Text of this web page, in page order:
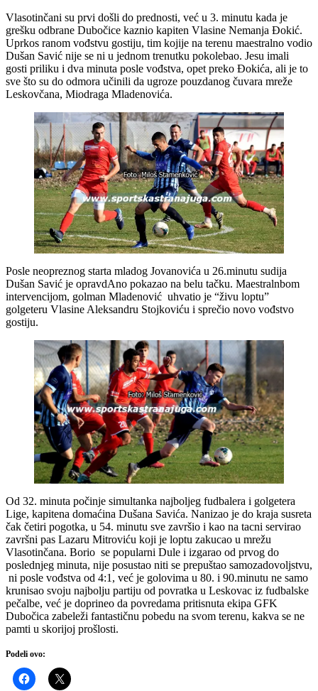
Vlasotinčani su prvi došli do prednosti, već u 3. minutu kada je
grešku odbrane Dubočice kaznio kapiten Vlasine Nemanja Đokić.
Uprkos ranom vođstvu gostiju, tim kojije na terenu maestralno vodio
Dušan Savić nije se ni u jednom trenutku pokolebao. Jesu imali
gosti priliku i dva minuta posle vođstva, opet preko Đokića, ali je to
sve što su do odmora učinili da ugroze pouzdanog čuvara mreže
Leskovčana, Miodraga Mladenovića.
Posle neopreznog starta mladog Jovanovića u 26.minutu sudija
Dušan Savić je opravdAno pokazao na belu tačku. Maestralnbom
intervencijom, golman Mladenović uhvatio je “živu loptu”
golgeteru Vlasine Aleksandru Stojkoviću i sprečio novo vođstvo
gostiju.
Od 32. minuta počinje simultanka najboljeg fudbalera i golgetera
Lige, kapitena domaćina Dušana Savića. Nanizao je do kraja susreta
čak četiri pogotka, u 54. minutu sve završio i kao na tacni servirao
završni pas Lazaru Mitroviću koji je loptu zakucao u mrežu
Vlasotinčana. Borio se popularni Dule i izgarao od prvog do
poslednjeg minuta, nije posustao niti se prepuštao samozadovoljstvu,
ni posle vođstva od 4:1, već je golovima u 80. i 90.minutu ne samo
krunisao svoju najbolju partiju od povratka u Leskovac iz fudbalske
pečalbe, već je doprineo da povredama pritisnuta ekipa GFK
Dubočica zabeleži fantastičnu pobedu na svom terenu, kakva se ne
pamti u skorijoj prošlosti.
Podeli ovo: